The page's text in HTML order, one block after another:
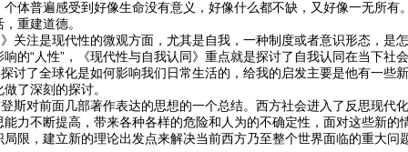
体普遍感受到好像生命没有意义，好像什么都不缺，又好像一无所
重建道德。
注是现代性的微观方面，尤其是自我，一种制度或者意识形态，是
的“人性”，《现代性与自我认同》重点就是探讨了自我认同在当下社
了全球化是如何影响我们日常生活的，给我的启发主要是他有一些
了深刻的探讨。
对前面几部著作表达的思想的一个总结。西方社会进入了反思现代
力不断提高，带来各种各样的危险和人为的不确定性，面对这些新
限，建立新的理论出发点来解决当前西方乃至整个世界面临的重大问